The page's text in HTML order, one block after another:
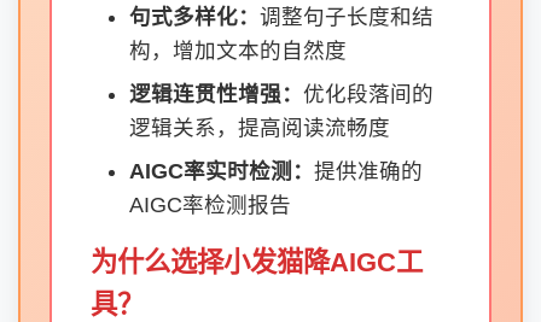
句式多样化： 调整句子长度和结
构，增加文本的自然度
逻辑连贯性增强： 优化段落间的
逻辑关系，提高阅读流畅度
AIGC率实时检测： 提供准确的
AIGC率检测报告
为什么选择小发猫降AIGC工
具？